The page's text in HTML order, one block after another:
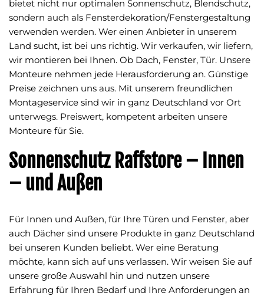
bietet nicht nur optimalen Sonnenschutz, Blendschutz,
sondern auch als Fensterdekoration/Fenstergestaltung
verwenden werden. Wer einen Anbieter in unserem
Land sucht, ist bei uns richtig. Wir verkaufen, wir liefern,
wir montieren bei Ihnen. Ob Dach, Fenster, Tür. Unsere
Monteure nehmen jede Herausforderung an. Günstige
Preise zeichnen uns aus. Mit unserem freundlichen
Montageservice sind wir in ganz Deutschland vor Ort
unterwegs. Preiswert, kompetent arbeiten unsere
Monteure für Sie.
Sonnenschutz Raffstore – Innen
– und Außen
Für Innen und Außen, für Ihre Türen und Fenster, aber
auch Dächer sind unsere Produkte in ganz Deutschland
bei unseren Kunden beliebt. Wer eine Beratung
möchte, kann sich auf uns verlassen. Wir weisen Sie auf
unsere große Auswahl hin und nutzen unsere
Erfahrung für Ihren Bedarf und Ihre Anforderungen an
Durchsicht
günstige Rollos
Sonnenschutz
Dachfensterrollos
FolienRollo
Plissee – Rollo – Folienrollo – Folienplissee
Insektenschutz
Variable UV-B Energie !
Multirollo Video